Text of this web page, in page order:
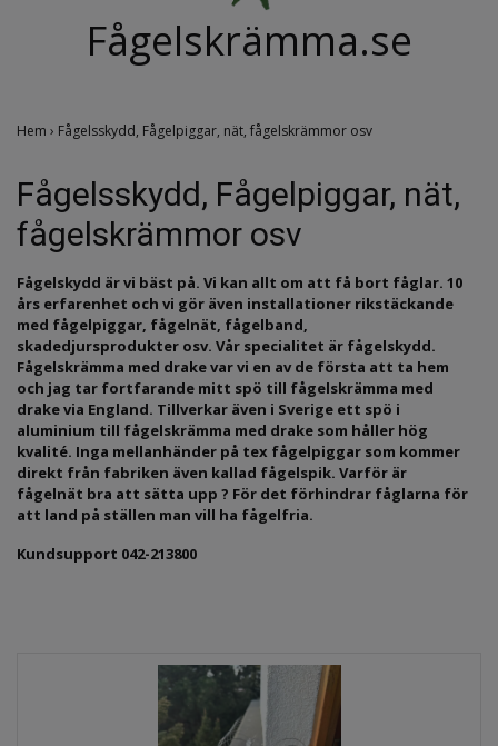
Fågelskrämma.se
Hem › Fågelsskydd, Fågelpiggar, nät, fågelskrämmor osv
Fågelsskydd, Fågelpiggar, nät,
fågelskrämmor osv
Fågelskydd är vi bäst på. Vi kan allt om att få bort fåglar. 10
års erfarenhet och vi gör även installationer rikstäckande
med fågelpiggar, fågelnät, fågelband,
skadedjursprodukter osv. Vår specialitet är fågelskydd.
Fågelskrämma med drake var vi en av de första att ta hem
och jag tar fortfarande mitt spö till fågelskrämma med
drake via England. Tillverkar även i Sverige ett spö i
aluminium till fågelskrämma med drake som håller hög
kvalité. Inga mellanhänder på tex fågelpiggar som kommer
direkt från fabriken även kallad fågelspik. Varför är
fågelnät bra att sätta upp ? För det förhindrar fåglarna för
att land på ställen man vill ha fågelfria.
Kundsupport 042-213800